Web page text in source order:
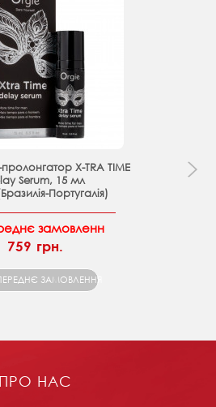
X-TRA TIME
Serum, 15 мл
Португалія)
замовленн
759 грн.
ЗАМОВЛЕННЯ
ПРО НАС